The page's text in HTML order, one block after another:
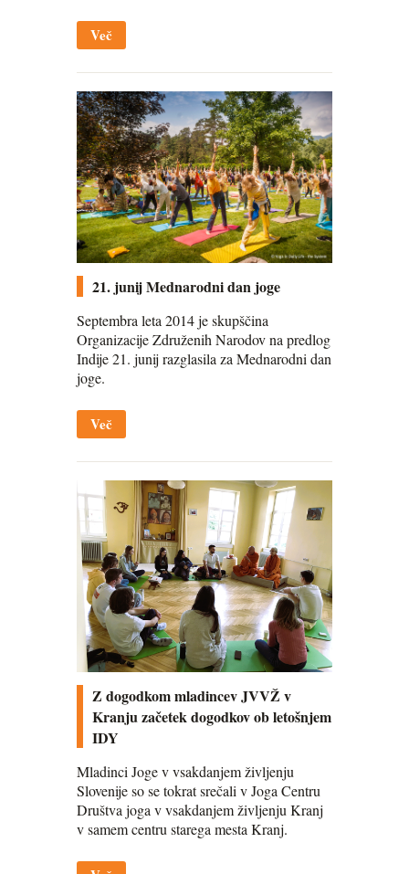
Več
21. junij Mednarodni dan joge
Septembra leta 2014 je skupščina
Organizacije Združenih Narodov na predlog
Indije 21. junij razglasila za Mednarodni dan
joge.
Več
Z dogodkom mladincev JVVŽ v
Kranju začetek dogodkov ob letošnjem
IDY
Mladinci Joge v vsakdanjem življenju
Slovenije so se tokrat srečali v Joga Centru
Društva joga v vsakdanjem življenju Kranj
v samem centru starega mesta Kranj.